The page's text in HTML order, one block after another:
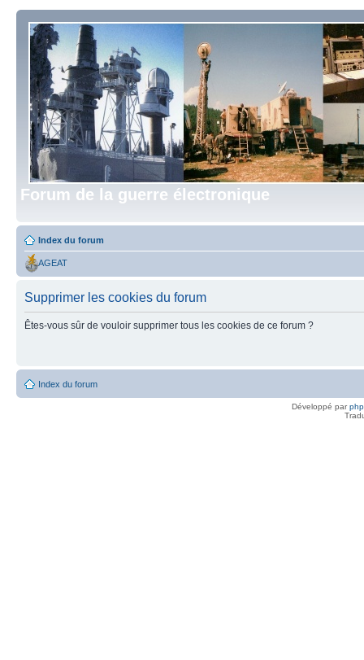
Forum de la guerre électronique
Index du forum
AGEAT
Supprimer les cookies du forum
Êtes-vous sûr de vouloir supprimer tous les cookies de ce forum ?
Index du forum
Développé par